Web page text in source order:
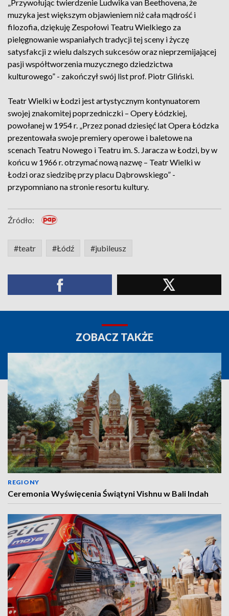
„Przywołując twierdzenie Ludwika van Beethovena, że
muzyka jest większym objawieniem niż cała mądrość i
filozofia, dziękuję Zespołowi Teatru Wielkiego za
pielęgnowanie wspaniałych tradycji tej sceny i życzę
satysfakcji z wielu dalszych sukcesów oraz nieprzemijającej
pasji współtworzenia muzycznego dziedzictwa
kulturowego” - zakończył swój list prof. Piotr Gliński.
Teatr Wielki w Łodzi jest artystycznym kontynuatorem
swojej znakomitej poprzedniczki – Opery Łódzkiej,
powołanej w 1954 r. „Przez ponad dziesięć lat Opera Łódzka
prezentowała swoje premiery operowe i baletowe na
scenach Teatru Nowego i Teatru im. S. Jaracza w Łodzi, by w
końcu w 1966 r. otrzymać nową nazwę – Teatr Wielki w
Łodzi oraz siedzibę przy placu Dąbrowskiego” -
przypomniano na stronie resortu kultury.
Źródło:
#teatr #Łódź #jubileusz
ZOBACZ TAKŻE
REGIONY
Ceremonia Wyświęcenia Świątyni Vishnu w Bali Indah